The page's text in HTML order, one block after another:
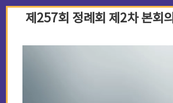
제257회 정례회 제2차 본회의